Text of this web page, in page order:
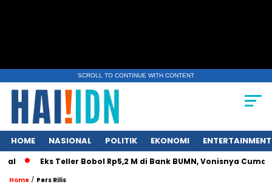
SCROLL TO CONTINUE WITH CONTENT
HOME NASIONAL POLITIK EKONOMI ENTERTAINMENT
Eks Teller Bobol Rp5,2 M di Bank BUMN, Vonisnya Cuma 4,5
Home / Pers Rilis